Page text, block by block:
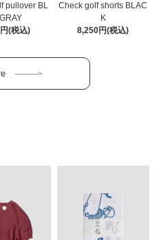
pullover BL
(税込)
Check golf shorts BLAC
K
8,250円(税込)